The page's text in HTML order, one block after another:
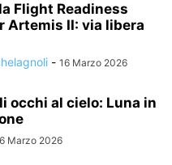
Flight Readiness
Artemis II: via libera
- 16 Marzo 2026
occhi al cielo: Luna in
Marzo 2026